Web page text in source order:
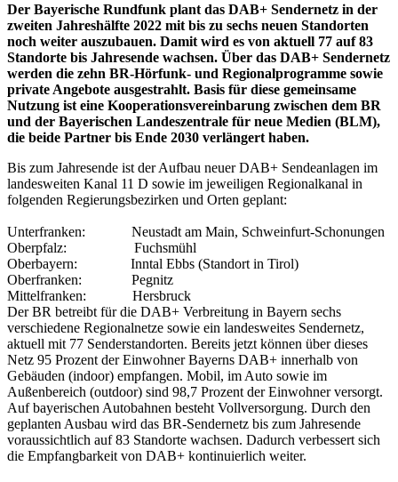
Der Bayerische Rundfunk plant das DAB+ Sendernetz in der
zweiten Jahreshälfte 2022 mit bis zu sechs neuen Standorten
noch weiter auszubauen. Damit wird es von aktuell 77 auf 83
Standorte bis Jahresende wachsen. Über das DAB+ Sendernetz
werden die zehn BR-Hörfunk- und Regionalprogramme sowie
private Angebote ausgestrahlt. Basis für diese gemeinsame
Nutzung ist eine Kooperationsvereinbarung zwischen dem BR
und der Bayerischen Landeszentrale für neue Medien (BLM),
die beide Partner bis Ende 2030 verlängert haben.
Bis zum Jahresende ist der Aufbau neuer DAB+ Sendeanlagen im
landesweiten Kanal 11 D sowie im jeweiligen Regionalkanal in
folgenden Regierungsbezirken und Orten geplant:
Unterfranken: Neustadt am Main, Schweinfurt-Schonungen
Oberpfalz: Fuchsmühl
Oberbayern: Inntal Ebbs (Standort in Tirol)
Oberfranken: Pegnitz
Mittelfranken: Hersbruck
Der BR betreibt für die DAB+ Verbreitung in Bayern sechs
verschiedene Regionalnetze sowie ein landesweites Sendernetz,
aktuell mit 77 Senderstandorten. Bereits jetzt können über dieses
Netz 95 Prozent der Einwohner Bayerns DAB+ innerhalb von
Gebäuden (indoor) empfangen. Mobil, im Auto sowie im
Außenbereich (outdoor) sind 98,7 Prozent der Einwohner versorgt.
Auf bayerischen Autobahnen besteht Vollversorgung. Durch den
geplanten Ausbau wird das BR-Sendernetz bis zum Jahresende
voraussichtlich auf 83 Standorte wachsen. Dadurch verbessert sich
die Empfangbarkeit von DAB+ kontinuierlich weiter.